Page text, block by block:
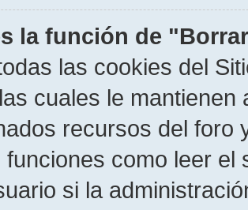
la función de
las cookies del
cuales le
recursos del foro
funciones como leer el
si la